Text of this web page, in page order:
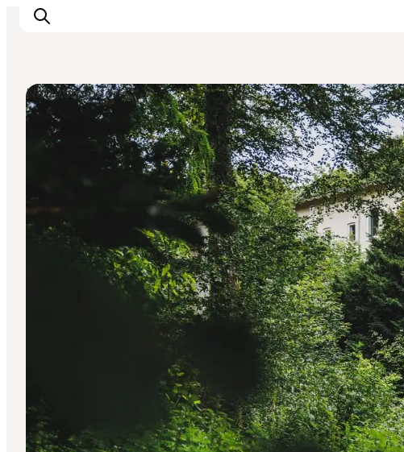
Det sker
Oplevelser
Overnatning
Planlæg din tur
Book guidet tur
Naturområder